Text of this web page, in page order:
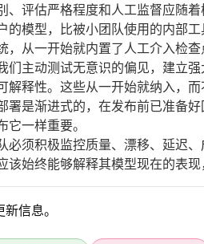
、评估严格程度和人工监督应随
的模型，比被小团队使用的内部
从一开始就内置了人工介入检查
们主动测试无意识的偏见，建立
释性。这些从一开始就纳入，而
署是渐进式的，在发布前已准备
一样重要。
必须积极监控质量、漂移、延迟
始终能够解释其模型现在的表现
信息。